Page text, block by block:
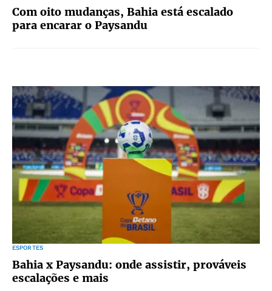
Com oito mudanças, Bahia está escalado
para encarar o Paysandu
ESPORTES
Bahia x Paysandu: onde assistir, prováveis
escalações e mais